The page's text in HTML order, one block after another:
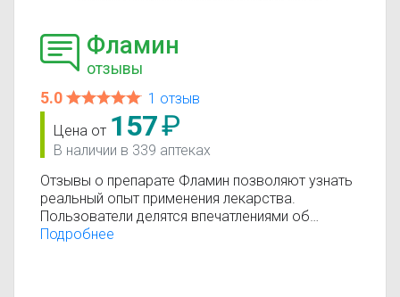
Фламин
отзывы
5.0
1 отзыв
Цена от 157₽
В наличии в 339 аптеках
Отзывы о препарате Фламин позволяют узнать
реальный опыт применения лекарства.
Пользователи делятся впечатлениями об
эффективности, переносимости и результатах
Подробнее